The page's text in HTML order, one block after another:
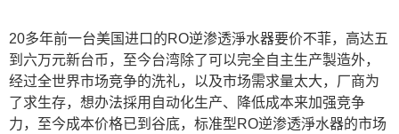
20多年前一台美国进口的RO逆渗透淨水器要价不菲，高达五
到六万元新台币，至今台湾除了可以完全自主生产製造外，
经过全世界市场竞争的洗礼，以及市场需求量太大，厂商为
了求生存，想办法採用自动化生产、降低成本来加强竞争
力，至今成本价格已到谷底，标准型RO逆渗透淨水器的市场